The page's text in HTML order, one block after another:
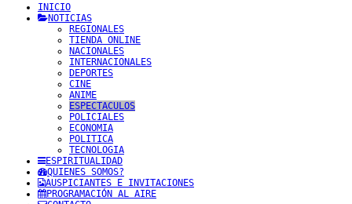
INICIO
NOTICIAS
REGIONALES
TIENDA ONLINE
NACIONALES
INTERNACIONALES
DEPORTES
CINE
ANIME
ESPECTACULOS
POLICIALES
ECONOMIA
POLITICA
TECNOLOGIA
ESPIRITUALIDAD
QUIENES SOMOS?
AUSPICIANTES E INVITACIONES
PROGRAMACIÓN AL AIRE